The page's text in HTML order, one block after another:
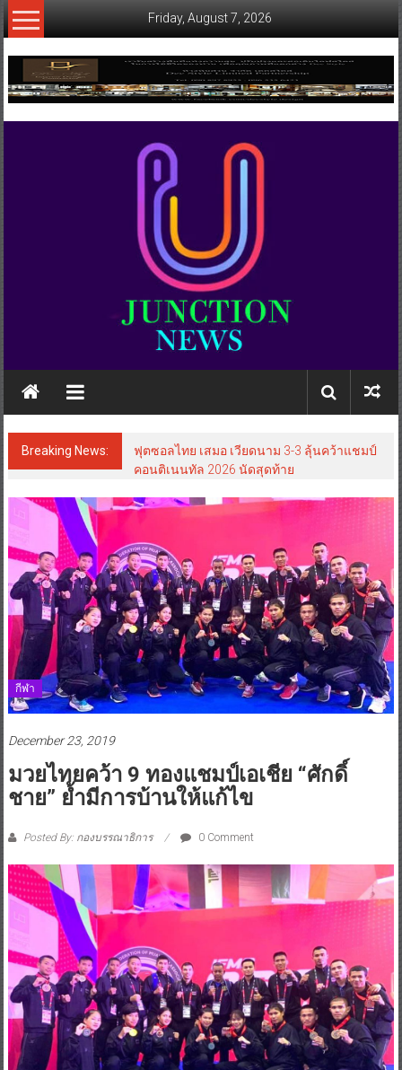
Skip
to
Friday, August 7, 2026
www.ujunctionnews.com
เว็บ
ข่าว
Breaking News:
ฟุตซอลไทย เสมอ เวียดนาม 3-3 ลุ้นคว้าแชมป์
คอนติเนนทัล 2026 นัดสุดท้าย
กีฬา
December 23, 2019
มวยไทยคว้า 9 ทองแชมป์เอเชีย “ศักดิ์
ชาย” ย้ำมีการบ้านให้แก้ไข
Posted By: กองบรรณาธิการ 0 Comment